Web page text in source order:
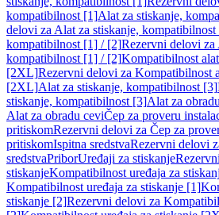
kompatibilnost [1]Alat za stiskanje,
delovi za Alat za stiskanje,
kompatibilnost [1] / [2]Rezervni delovi za
kompatibilnost [1] / [2]Kompatibilnost
[2XL]Rezervni delovi za Kompatibilnost
[2XL]Alat za stiskanje, kompatibilnost [3]
stiskanje, kompatibilnost [3]Alat za
Alat za obradu ceviČep za proveru
pritiskomRezervni delovi za Čep za
pritiskomIspitna sredstvaRezervni delovi
sredstvaPriborUređaji za stiskanje
stiskanjeKompatibilnost uređaja za
Kompatibilnost uređaja za stiskanje [1]
stiskanje [2]Rezervni delovi za